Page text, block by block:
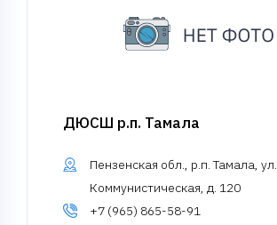
ДЮСШ р.п. Тамала
Пензенская обл., р.п. Тамала, ул.
Коммунистическая, д. 120
+7 (965) 865-58-91